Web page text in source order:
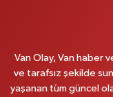
Van Olay, Van haber
ve tarafsız şekilde
yaşanan tüm güncel